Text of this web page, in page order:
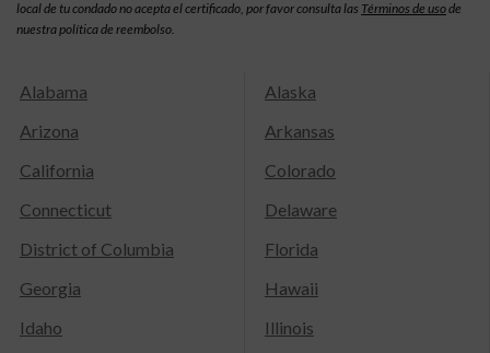
local de tu condado no acepta el certificado, por favor consulta las Términos de usode
nuestra política de reembolso.
Alabama
Alaska
Arizona
Arkansas
California
Colorado
Connecticut
Delaware
District of Columbia
Florida
Georgia
Hawaii
Idaho
Illinois